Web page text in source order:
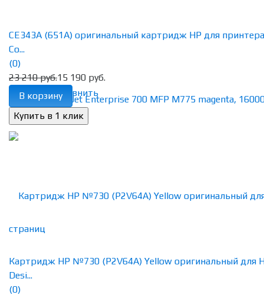
избранное сравнить
CE343A (651A) оригинальный картридж HP для
Co...
(0)
23 210 руб.15 190 руб.
В корзину
Картридж HP №730 (P2V64A) Yellow оригинальный для
Desi...
(0)